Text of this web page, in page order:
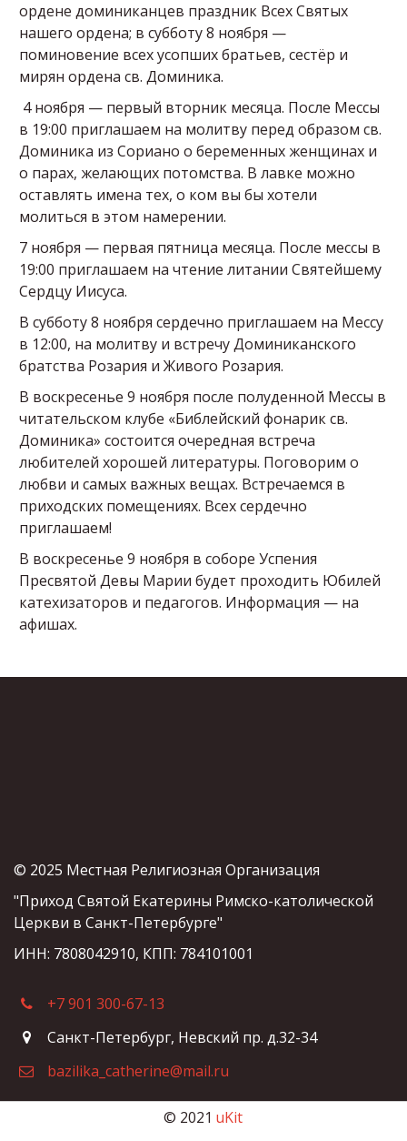
ордене доминиканцев праздник Всех Святых
нашего ордена; в субботу 8 ноября —
поминовение всех усопших братьев, сестёр и
мирян ордена св. Доминика.
4 ноября — первый вторник месяца. После Мессы
в 19:00 приглашаем на молитву перед образом св.
Доминика из Сориано о беременных женщинах и
о парах, желающих потомства. В лавке можно
оставлять имена тех, о ком вы бы хотели
молиться в этом намерении.
7 ноября — первая пятница месяца. После мессы в
19:00 приглашаем на чтение литании Святейшему
Сердцу Иисуса.
В субботу 8 ноября сердечно приглашаем на Мессу
в 12:00, на молитву и встречу Доминиканского
братства Розария и Живого Розария.
В воскресенье 9 ноября после полуденной Мессы в
читательском клубе «Библейский фонарик св.
Доминика» состоится очередная встреча
любителей хорошей литературы. Поговорим о
любви и самых важных вещах. Встречаемся в
приходских помещениях. Всех сердечно
приглашаем!
В воскресенье 9 ноября в соборе Успения
Пресвятой Девы Марии будет проходить Юбилей
катехизаторов и педагогов. Информация — на
афишах.
© 2025 Местная Религиозная Организация
"Приход Святой Екатерины Римско-католической
Церкви в Санкт-Петербурге"
ИНН: 7808042910, КПП: 784101001
+7 901 300-67-13
Санкт-Петербург, Невский пр. д.32-34
bazilika_catherine@mail.ru
© 2021 uKit